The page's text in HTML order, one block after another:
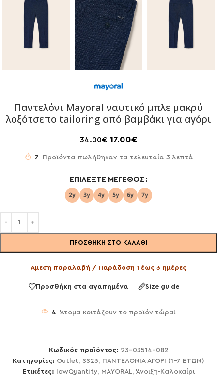
Παντελόνι Mayoral ναυτικό μπλε μακρύ
λοξότσεπο tailoring από βαμβάκι για αγόρι
34.00€ 17.00€
7 Προϊόντα πωλήθηκαν τα τελευταία 3 λεπτά
ΕΠΙΛΈΞΤΕ ΜΈΓΕΘΟΣ
ΠΡΟΣΘΉΚΗ ΣΤΟ ΚΑΛΆΘΙ
Άμεση παραλαβή / Παράδοση 1 έως 3 ημέρες
Προσθήκη στα αγαπημένα Size guide
4 Άτομα κοιτάζουν το προϊόν τώρα!
Κωδικός προϊόντος: 23-03514-082
Κατηγορίες: Outlet, SS23, ΠΑΝΤΕΛΟΝΙΑ ΑΓΟΡΙ (1-7 ΕΤΩΝ)
Ετικέτες:
lowQuantity, MAYORAL, Άνοιξη-Καλοκαίρι